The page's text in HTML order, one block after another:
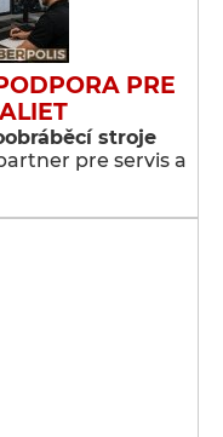
PRE
stroje
pre servis a